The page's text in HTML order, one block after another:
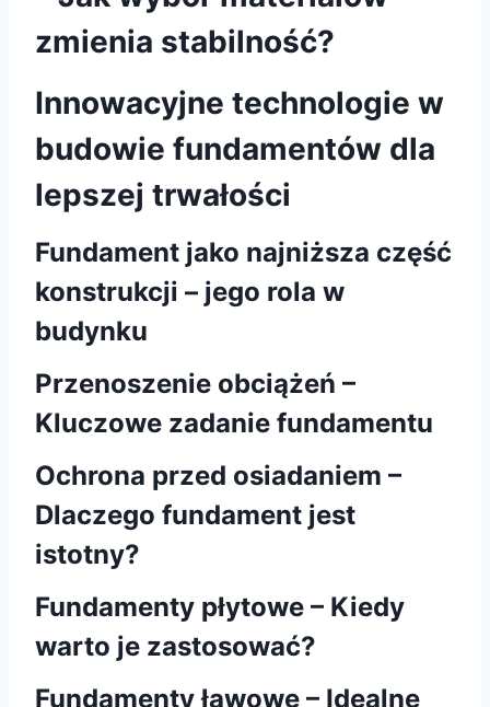
zmienia stabilność?
Innowacyjne technologie w
budowie fundamentów dla
lepszej trwałości
Fundament jako najniższa część
konstrukcji – jego rola w
budynku
Przenoszenie obciążeń –
Kluczowe zadanie fundamentu
Ochrona przed osiadaniem –
Dlaczego fundament jest
istotny?
Fundamenty płytowe – Kiedy
warto je zastosować?
Fundamenty ławowe – Idealne